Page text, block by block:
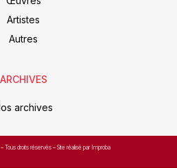
Artistes
Autres
ARCHIVES
archives
– Tous droits réservés – Site réalisé par Improba